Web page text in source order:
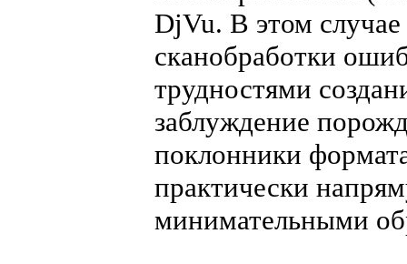
DjVu. В этом
сканобработки
трудностями
заблуждение
поклонники
практически
минимательными